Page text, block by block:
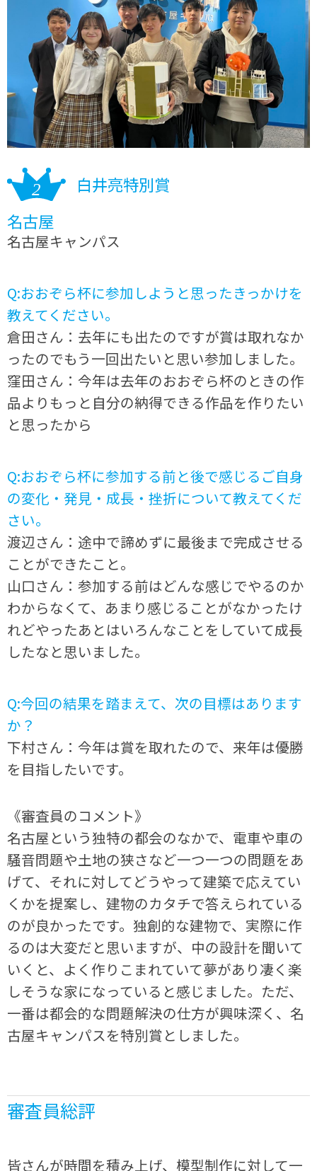
白井亮特別賞
名古屋
名古屋キャンパス
Q:おおぞら杯に参加しようと思ったきっかけを
教えてください。
倉田さん：去年にも出たのですが賞は取れなか
ったのでもう一回出たいと思い参加しました。
窪田さん：今年は去年のおおぞら杯のときの作
品よりもっと自分の納得できる作品を作りたい
と思ったから
Q:おおぞら杯に参加する前と後で感じるご自身
の変化・発見・成長・挫折について教えてくだ
さい。
渡辺さん：途中で諦めずに最後まで完成させる
ことができたこと。
山口さん：参加する前はどんな感じでやるのか
わからなくて、あまり感じることがなかったけ
れどやったあとはいろんなことをしていて成長
したなと思いました。
Q:今回の結果を踏まえて、次の目標はあります
か？
下村さん：今年は賞を取れたので、来年は優勝
を目指したいです。
《審査員のコメント》
名古屋という独特の都会のなかで、電車や車の
騒音問題や土地の狭さなど一つ一つの問題をあ
げて、それに対してどうやって建築で応えてい
くかを提案し、建物のカタチで答えられている
のが良かったです。独創的な建物で、実際に作
るのは大変だと思いますが、中の設計を聞いて
いくと、よく作りこまれていて夢があり凄く楽
しそうな家になっていると感じました。ただ、
一番は都会的な問題解決の仕方が興味深く、名
古屋キャンパスを特別賞としました。
審査員総評
皆さんが時間を積み上げ、模型制作に対して一